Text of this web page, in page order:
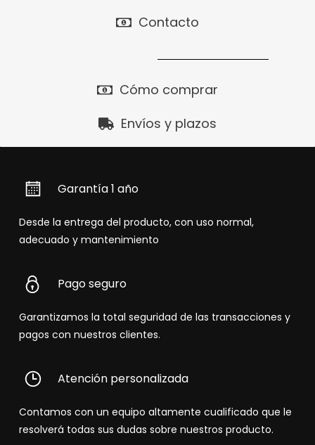
Contacto
Cómo comprar
Envíos y plazos
Garantía 1 año
Desde la entrega del producto, con uso normal,
adecuado y mantenimiento
Pago seguro
Garantizamos la total seguridad de las transacciones y
pagos con nuestros clientes.
Atención personalizada
Contamos con un equipo altamente cualificado que le
resolverá todas sus dudas sobre nuestros producto.